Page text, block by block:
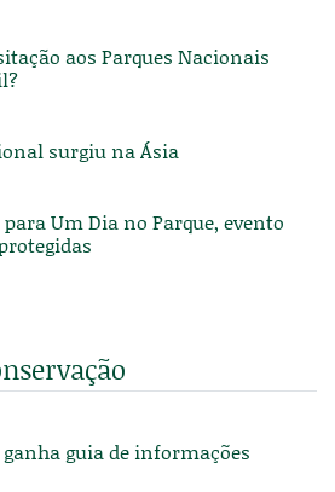
aos Parques Nacionais
surgiu na Ásia
Um Dia no Parque, evento
guia de informações